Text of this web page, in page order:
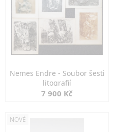
Nemes Endre - Soubor šesti
litografií
7 900 Kč
NOVÉ